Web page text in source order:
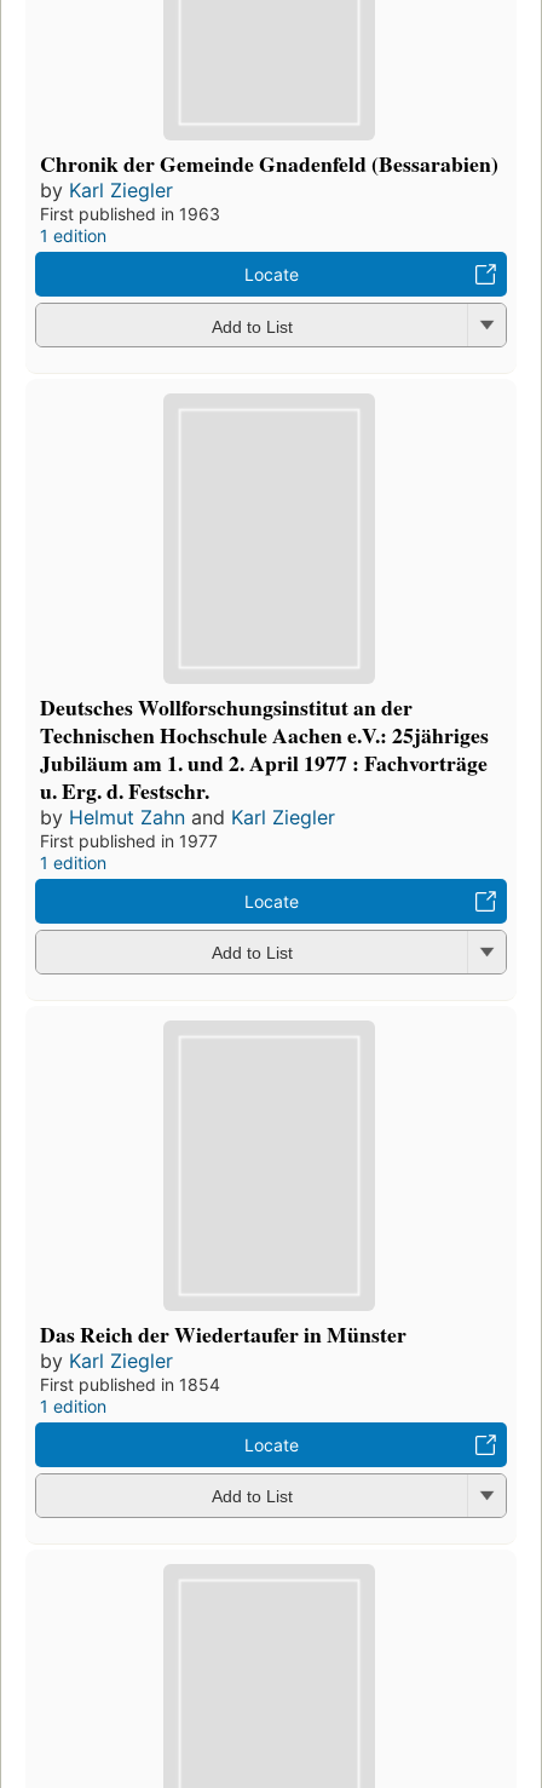
Chronik der Gemeinde Gnadenfeld (Bessarabien)
by Karl Ziegler
First published in 1963
1 edition
Locate
Add to List
Deutsches Wollforschungsinstitut an der
Technischen Hochschule Aachen e.V.: 25jähriges
Jubiläum am 1. und 2. April 1977 : Fachvorträge
u. Erg. d. Festschr.
by Helmut Zahn and Karl Ziegler
First published in 1977
1 edition
Locate
Add to List
Das Reich der Wiedertaufer in Münster
by Karl Ziegler
First published in 1854
1 edition
Locate
Add to List